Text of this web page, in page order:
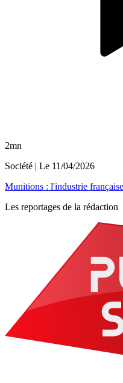
2mn
Société | Le 11/04/2026
Munitions : l'industrie
Les reportages de la rédaction